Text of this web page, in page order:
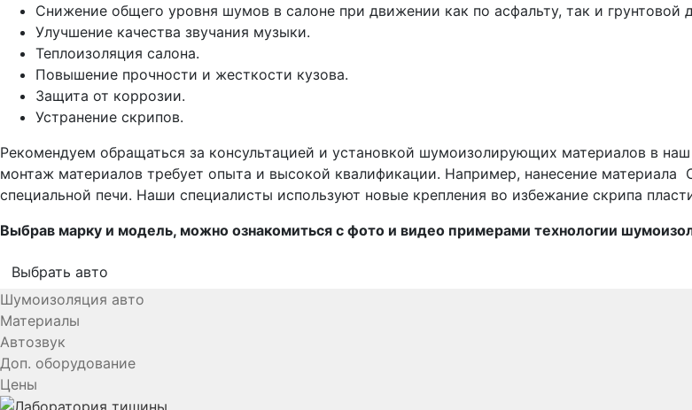
Снижение общего уровня шумов в салоне при движении как по асфальту, так и грунтовой
Улучшение качества звучания музыки.
Теплоизоляция салона.
Повышение прочности и жесткости кузова.
Защита от коррозии.
Устранение скрипов.
Рекомендуем обращаться за консультацией и установкой шумоизолирующих материалов в
монтаж материалов требует опыта и высокой квалификации. Например, нанесение
специальной печи. Наши специалисты используют новые крепления во избежание скрипа
Выбрав марку и модель, можно ознакомиться с фото и видео примерами технологии
Выбрать авто
Шумоизоляция авто
Материалы
Автозвук
Доп. оборудование
Цены